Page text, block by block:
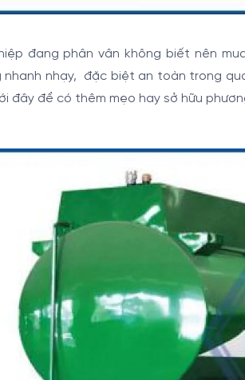
đang phân vân không biết nên
nhanh nhạy, đặc biệt an toàn trong
đây để có thêm mẹo hay sở hữu